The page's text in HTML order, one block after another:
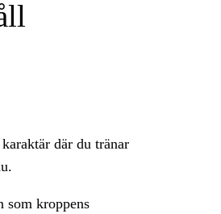
där du tränar
som kroppens